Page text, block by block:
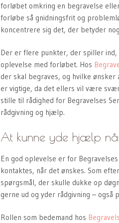
forløbet omkring en begravelse
forløbe så gnidningsfrit og
koncentrere sig det, der betyder
Der er flere punkter, der spiller ind,
oplevelse med forløbet. Hos
der skal begraves, og hvilke
er vigtige, da det ellers vil være
stille til rådighed for Begravelses
rådgivning og hjælp.
At kunne yde hjælp
En god oplevelse er for
kontaktes, når det ønskes. Som
spørgsmål, der skulle dukke op
gerne ud og yder rådgivning – også
Rollen som bedemand hos